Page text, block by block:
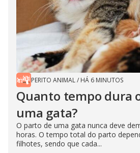
PERITO ANIMAL/ HÁ 6 MINUTOS
Quanto tempo dura
uma gata?
O parto de uma gata nunca deve
horas. O tempo total do parto
filhotes, sendo que cada...